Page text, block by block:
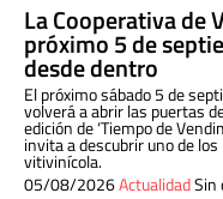
La Cooperativa de
próximo 5 de
desde dentro
El próximo sábado 5 de
volverá a abrir las puertas
edición de ‘Tiempo de
invita a descubrir uno de
vitivinícola.
05/08/2026ActualidadSin